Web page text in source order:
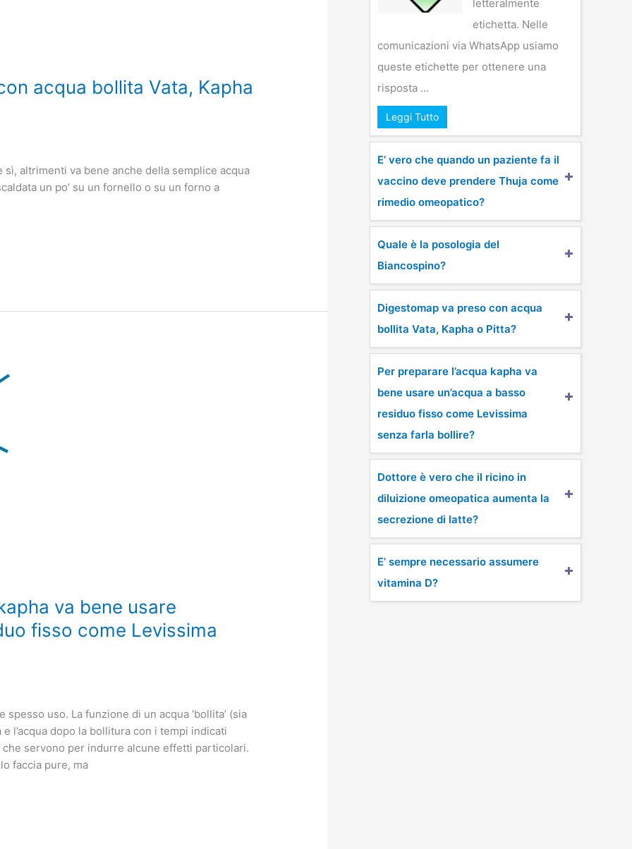
acqua bollita Vata, Kapha
sì, altrimenti va bene anche della semplice acqua
un po’ su un fornello o su un forno a
va bene usare
fisso come Levissima
spesso uso. La funzione di un acqua ‘bollita’ (sia
e l’acqua dopo la bollitura con i tempi indicati
servono per indurre alcune effetti particolari.
faccia pure, ma
letteralmente
etichetta. Nelle
comunicazioni via WhatsApp usiamo
queste etichette per ottenere una
risposta …
Leggi Tutto
E’ vero che quando un paziente fa il
vaccino deve prendere Thuja come
rimedio omeopatico?
Quale è la posologia del
Biancospino?
Digestomap va preso con acqua
bollita Vata, Kapha o Pitta?
Per preparare l’acqua kapha va
bene usare un’acqua a basso
residuo fisso come Levissima
senza farla bollire?
Dottore è vero che il ricino in
diluizione omeopatica aumenta la
secrezione di latte?
E’ sempre necessario assumere
vitamina D?